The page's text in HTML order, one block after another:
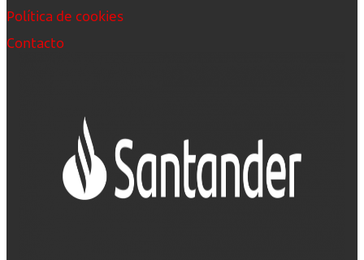
Política de cookies
Contacto